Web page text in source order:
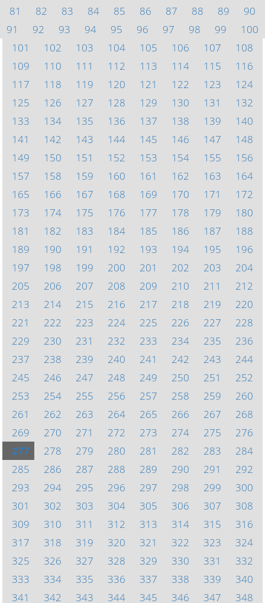
81
82 83 84 85 86 87 88 89
90
91
92 93 94 95 96 97 98 99
100
101
102 103 104 105 106 107
108
109
110 111 112 113 114 115
116
117
118 119 120 121 122 123
124
125
126 127 128 129 130 131
132
133
134 135 136 137 138 139
140
141
142 143 144 145 146 147
148
149
150 151 152 153 154 155
156
157
158 159 160 161 162 163
164
165
166 167 168 169 170 171
172
173
174 175 176 177 178 179
180
181
182 183 184 185 186 187
188
189
190 191 192 193 194 195
196
197
198 199 200 201 202 203
204
205
206 207 208 209 210 211
212
213
214 215 216 217 218 219
220
221
222 223 224 225 226 227
228
229
230 231 232 233 234 235
236
237
238 239 240 241 242 243
244
245
246 247 248 249 250 251
252
253
254 255 256 257 258 259
260
261
262 263 264 265 266 267
268
269
270 271 272 273 274 275
276
277
278 279 280 281 282 283
284
285
286 287 288 289 290 291
292
293
294 295 296 297 298 299
300
301
302 303 304 305 306 307
308
309
310 311 312 313 314 315
316
317
318 319 320 321 322 323
324
325
326 327 328 329 330 331
332
333
334 335 336 337 338 339
340
341
342 343 344 345 346 347 348